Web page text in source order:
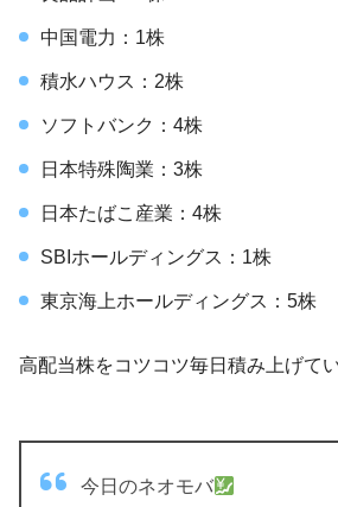
中国電力：1株
積水ハウス：2株
ソフトバンク：4株
日本特殊陶業：3株
日本たばこ産業：4株
SBIホールディングス：1株
東京海上ホールディングス：5株
高配当株をコツコツ毎日積み上げて
今日のネオモバ